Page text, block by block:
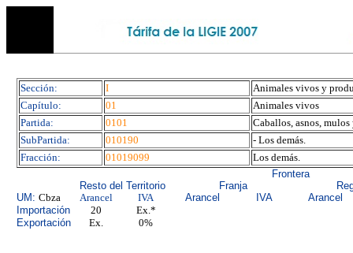
Sección: I
Animales vivos y
Capítulo:
01
Animales vivos
Partida:
0101
Caballos, asnos,
SubPartida:
010190
- Los demás.
Fracción:
01019099
Los demás.
Frontera
Resto del Territorio
Franja
UM: Cbza Arancel IVA Arancel IVA
Arancel
Importación
20
Ex.*
Exportación
Ex. 0%